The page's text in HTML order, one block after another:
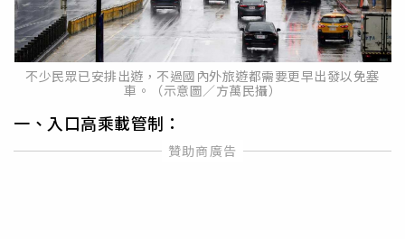
不少民眾已安排出遊，不過國內外旅遊都需要更早出發以免塞
車。（示意圖／方萬民攝）
一、入口高乘載管制：